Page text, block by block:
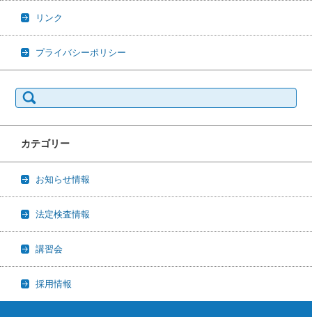
リンク
プライバシーポリシー
検索:
カテゴリー
お知らせ情報
法定検査情報
講習会
採用情報